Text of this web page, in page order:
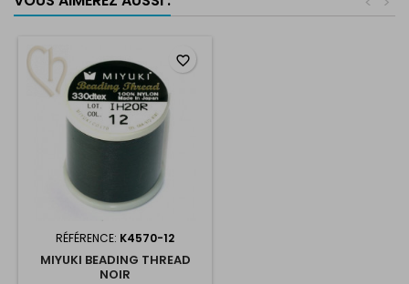
RÉFÉRENCE: K4570-12
MIYUKI BEADING THREAD
NOIR
favorite_border